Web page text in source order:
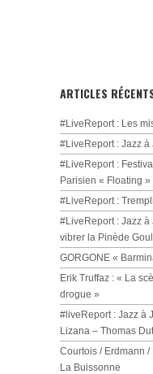
ARTICLES
#LiveReport : Les
#LiveReport : Jazz à
#LiveReport :
Parisien « Floating »
#LiveReport :
#LiveReport : Jazz
vibrer la Pinède
GORGONE «
Erik Truffaz : « La
drogue »
#liveReport : Jazz à
Lizana – Thomas
Courtois / Erdmann /
La Buissonne